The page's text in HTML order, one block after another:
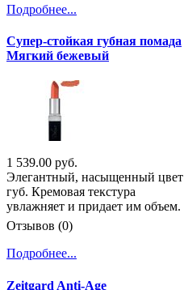
Подробнее...
Супер-стойкая губная помада
Мягкий бежевый
1 539.00 руб.
Элегантный, насыщенный цвет
губ. Кремовая текстура
увлажняет и придает им объем.
Отзывов (0)
Подробнее...
Zeitgard Anti-Age